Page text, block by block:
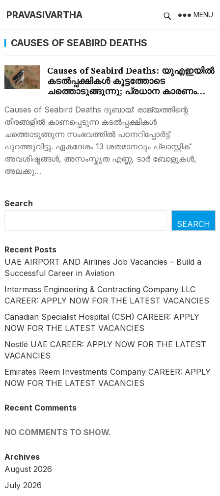
PRAVASIVARTHA MENU
CAUSES OF SEABIRD DEATHS
Causes of Seabird Deaths: യുഎഇയില്‍
കടൽപ്പക്ഷികള്‍ കൂട്ടത്തോടെ
ചത്തൊടുങ്ങുന്നു; പ്രധാന കാരണം…
Causes of Seabird Deaths ദുബായ്: രാജ്യത്തിന്റെ
തീരങ്ങളിൽ കാണപ്പെടുന്ന കടൽപ്പക്ഷികള്‍
ചത്തൊടുങ്ങുന്ന സംഭവത്തില്‍ പഠനറിപ്പോര്‍ട്ട്
പുറത്തുവിട്ടു. ഏകദേശം 13 ശതമാനവും പ്ലാസ്റ്റിക്
അവശിഷ്ടങ്ങൾ, അസംസ്കൃത എണ്ണ, ടാർ ബോളുകൾ,
അലക്കു…
Search
SEARCH
Recent Posts
UAE AIRPORT AND Airlines Job Vacancies – Build a
Successful Career in Aviation
Intermass Engineering & Contracting Company LLC
CAREER: APPLY NOW FOR THE LATEST VACANCIES
Canadian Specialist Hospital (CSH) CAREER: APPLY
NOW FOR THE LATEST VACANCIES
Nestlé UAE CAREER: APPLY NOW FOR THE LATEST
VACANCIES
Emirates Reem Investments Company CAREER: APPLY
NOW FOR THE LATEST VACANCIES
Recent Comments
NO COMMENTS TO SHOW.
Archives
August 2026
July 2026